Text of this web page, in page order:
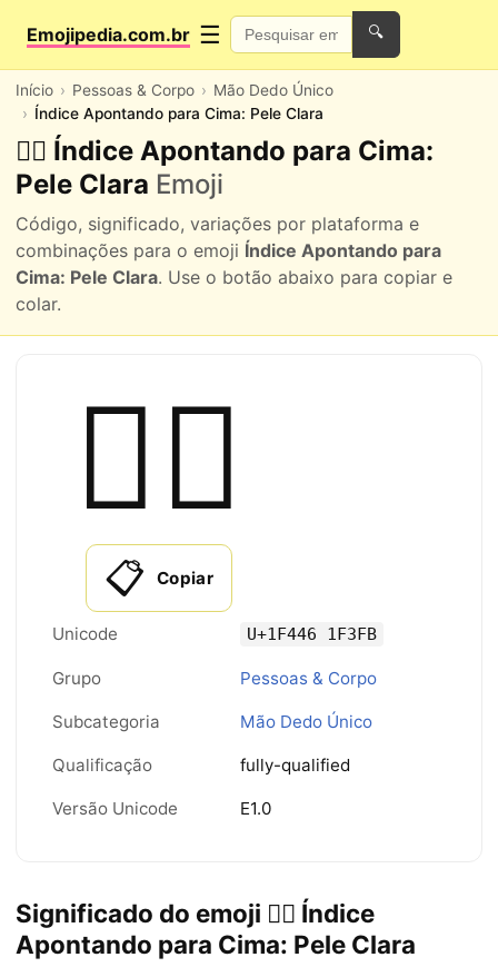
Emojipedia.com.br ☰ 🔍
Início Pessoas & Corpo
Mão Dedo Único
Índice Apontando para Cima: Pele Clara
👆🏻 Índice Apontando para Cima:
Pele Clara Emoji
Código, significado, variações por plataforma e
combinações para o emoji Índice Apontando para
Cima: Pele Clara. Use o botão abaixo para copiar e
colar.
👆🏻
📋 Copiar
Unicode U+1F446 1F3FB
Grupo Pessoas & Corpo
Subcategoria Mão Dedo Único
Qualificação fully-qualified
Versão Unicode E1.0
Significado do emoji 👆🏻 Índice
Apontando para Cima: Pele Clara